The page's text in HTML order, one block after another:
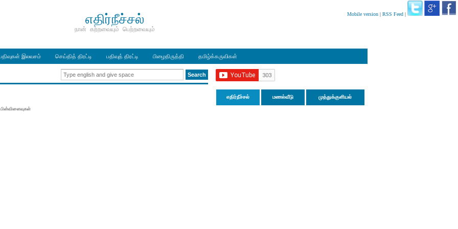
Mobile version | RSS Feed |
எதிர்நீச்சல்
நான் கற்றவையும் பெற்றவையும்
இலவசம் செய்தித் திரட்டி பதிவுத் திரட்டி பிழைதிருத்தி தமிழ்க்கருவிகள்
எதிர்நீச்சல் மணல்வீடு முத்துக்குளியல்